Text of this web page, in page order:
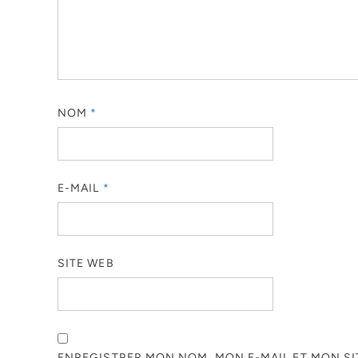
NOM *
E-MAIL *
SITE WEB